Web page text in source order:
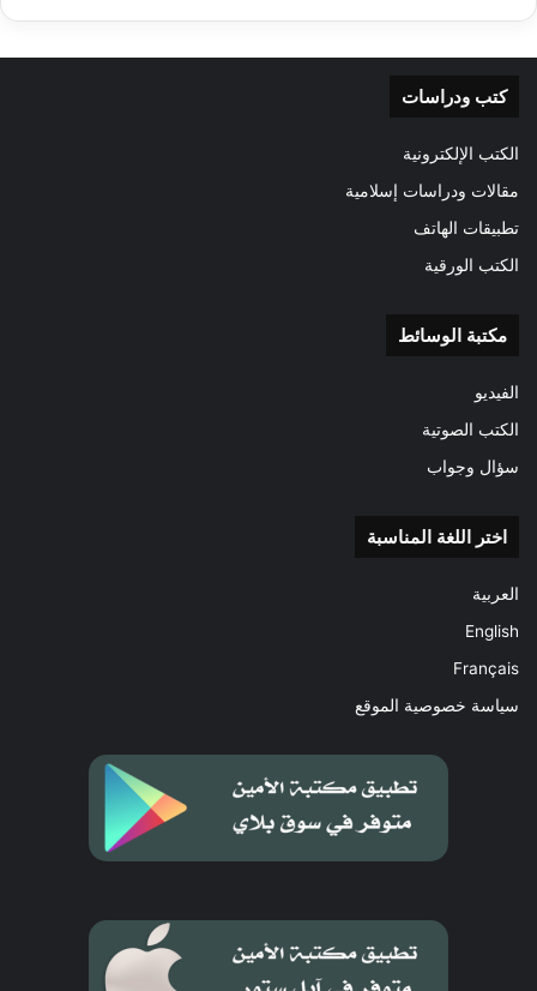
Play
كتب ودراسات
الكتب الإلكترونية
مقالات ودراسات إسلامية
تطبيقات الهاتف
الكتب الورقية
مكتبة الوسائط
الفيديو
الكتب الصوتية
سؤال وجواب
اختر اللغة المناسبة
العربية
English
Français
سياسة خصوصية الموقع